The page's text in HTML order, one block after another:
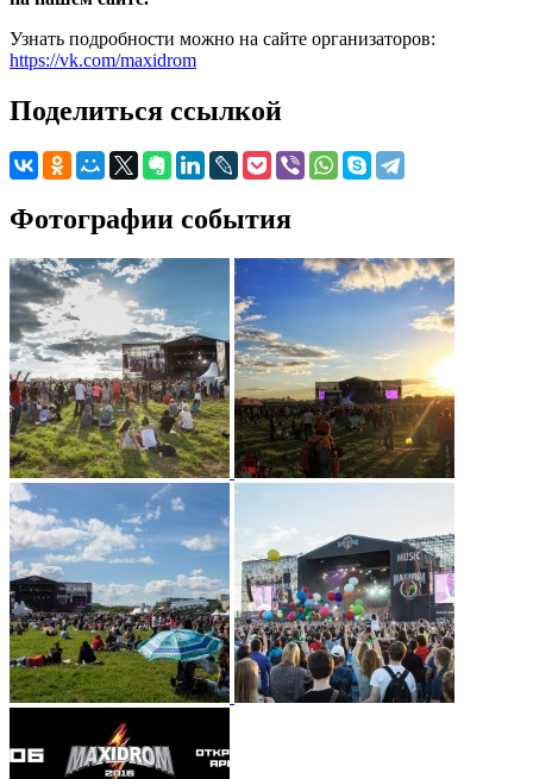
Узнать подробности можно на сайте организаторов:
https://vk.com/maxidrom
Поделиться ссылкой
Фотографии события